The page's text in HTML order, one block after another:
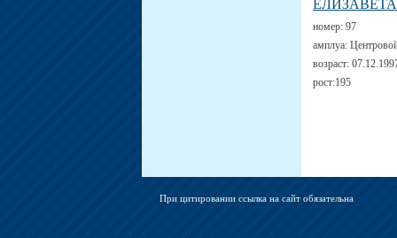
ЕЛИЗАВЕТА
номер: 97
амплуа:
возраст:
рост:195
При цитировании ссылка на сайт обязательна